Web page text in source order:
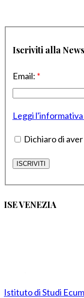
Iscriviti alla
Email: *
Leggi
Dichiaro di
ISE VENEZIA
Istituto di Studi